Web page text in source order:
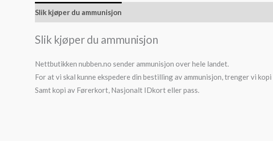
Slik kjøper du ammunisjon
Slik kjøper du ammunisjon
Nettbutikken nubben.no sender ammunisjon over hele landet.
For at vi skal kunne ekspedere din bestilling av ammunisjon, trenger vi
Samt kopi av Førerkort, Nasjonalt IDkort eller pass.